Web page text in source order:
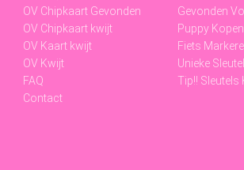
OV Chipkaart Gevonden
OV Chipkaart kwijt
OV Kaart kwijt
OV Kwijt
FAQ
Contact
Gevonden
Puppy Kopen
Fiets
Unieke
Tip!! Sleutels